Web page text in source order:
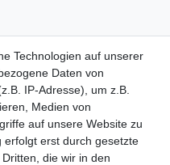
Technologien auf unserer
Daten von
IP-Adresse), um z.B.
Medien von
auf unsere Website zu
erfolgt erst durch gesetzte
die wir in den